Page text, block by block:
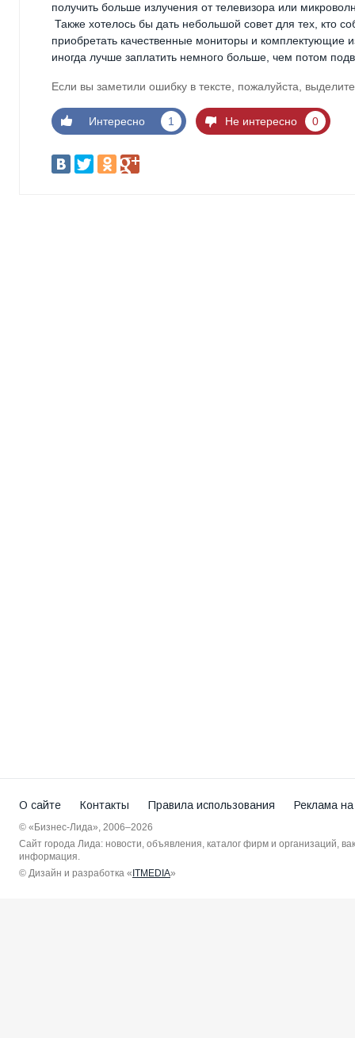
получить больше излучения от телевизора или
Также хотелось бы дать небольшой совет для тех, кто
приобретать качественные мониторы и комплектующие
иногда лучше заплатить немного больше, чем потом
Если вы заметили ошибку в тексте, пожалуйста,
Интересно 1 Не интересно 0
О сайте Контакты Правила использования Реклама
© «Бизнес-Лида», 2006–2026
Сайт города Лида: новости, объявления, каталог фирм и организаций,
информация.
© Дизайн и разработка « ITMEDIA»